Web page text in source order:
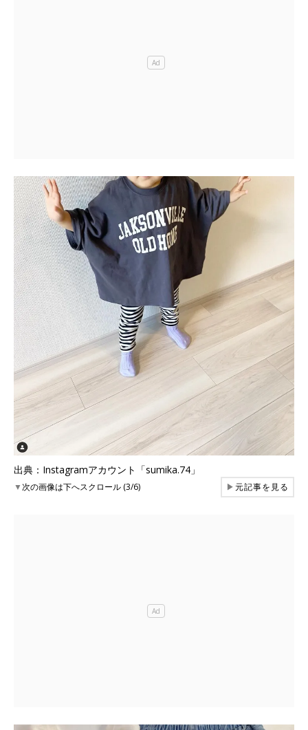
出典：Instagramアカウント「sumika.74」
▼次の画像は下へスクロール (3/6) ▶元記事を見る